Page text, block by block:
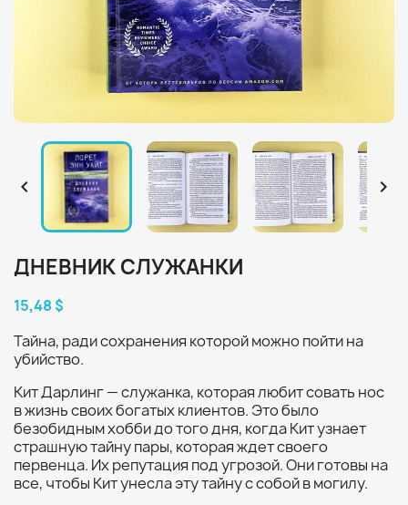
 
ДНЕВНИК СЛУЖАНКИ
15,48 $
Тайна, ради сохранения которой можно пойти на
убийство.
Кит Дарлинг — служанка, которая любит совать нос
в жизнь своих богатых клиентов. Это было
безобидным хобби до того дня, когда Кит узнает
страшную тайну пары, которая ждет своего
первенца. Их репутация под угрозой. Они готовы на
все, чтобы Кит унесла эту тайну с собой в могилу.